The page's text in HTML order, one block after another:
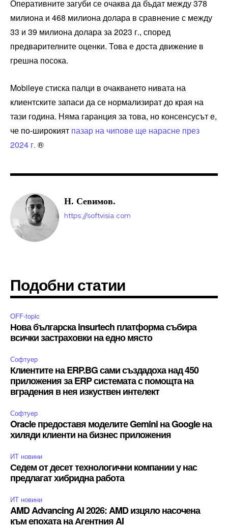
Оперативните загуби се очаква да бъдат между 378
милиона и 468 милиона долара в сравнение с между
33 и 39 милиона долара за 2023 г., според
предварителните оценки. Това е доста движение в
грешна посока.
Mobileye стиска палци в очакването нивата на
клиентските запаси да се нормализират до края на
тази година. Няма гаранция за това, но консенсусът е,
че по-широкият пазар на чипове ще нарасне през
2024 г. ®
Н. Севимов.
https://softvisia.com
Подобни статии
OFF-topic
Нова българска insurtech платформа събира
всички застраховки на едно място
Софтуер
Клиентите на ERP.BG сами създадоха над 450
приложения за ERP системата с помощта на
вградения в нея изкуствен интелект
Софтуер
Oracle предоставя моделите Gemini на Google на
хиляди клиенти на бизнес приложения
ИТ новини
Седем от десет технологични компании у нас
предлагат хибридна работа
ИТ новини
AMD Advancing AI 2026: AMD изцяло насочена
към епохата на Агентния AI